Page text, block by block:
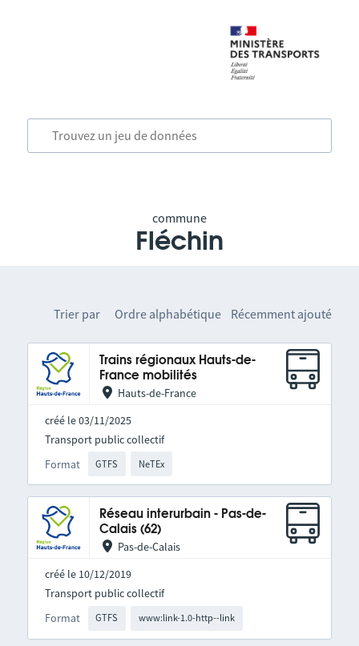
commune
Fléchin
Trier par Ordre alphabétique Récemment ajouté
Trains régionaux Hauts-de-
France mobilités
Hauts-de-France
créé le 03/11/2025
Format GTFS NeTEx
Transport public collectif
Réseau interurbain - Pas-de-
Calais (62)
Pas-de-Calais
créé le 10/12/2019
Format GTFS www:link-1.0-http--link
Transport public collectif